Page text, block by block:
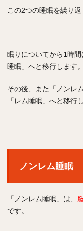
この2つの睡眠を繰り
眠りについてから1時
睡眠」へと移行します。
その後、また「ノンレ
「レム睡眠」へと移行
ノンレム睡眠
「ノンレム睡眠」は、
です。